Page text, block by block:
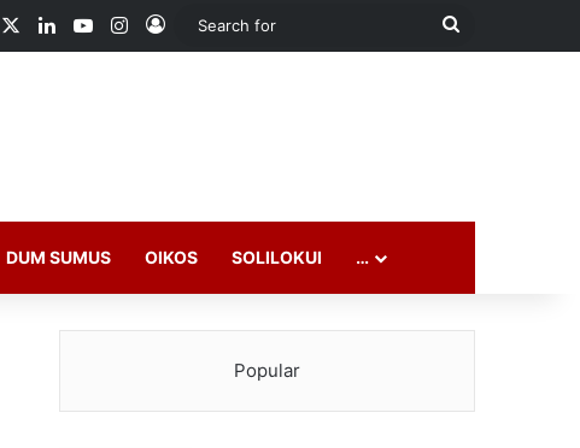
LinkedInYouTubeInstagram
Log In
Search
DUM SUMUS OIKOS SOLILOKUI …
Popular